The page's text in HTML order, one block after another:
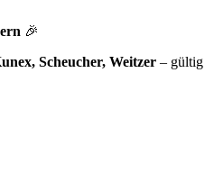
🎉
Scheucher, Weitzer – gültig